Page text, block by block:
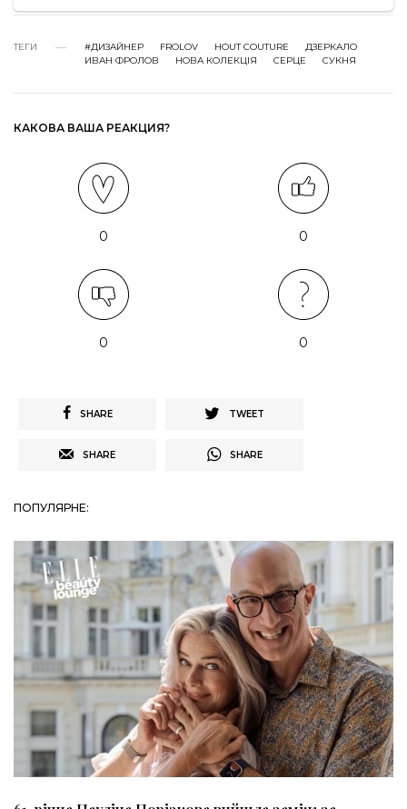
ТЕГИ #ДИЗАЙНЕР FROLOV HOUT COUTURE
ДЗЕРКАЛО
ИВАН ФРОЛОВ
НОВА КОЛЕКЦІЯ СЕРЦЕ СУКНЯ
КАКОВА ВАША РЕАКЦИЯ?
0 0
0 0
SHARE TWEET
SHARE SHARE
ПОПУЛЯРНЕ: